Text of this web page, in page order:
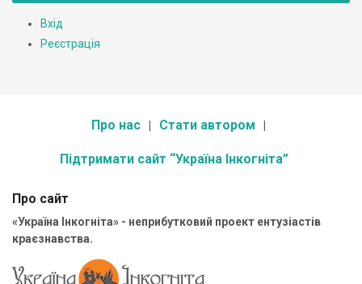
Вхід
Реєстрація
Про нас Стати автором
Підтримати сайт “Україна Інкогніта”
Про сайт
«Україна Інкогніта» - неприбутковий проект ентузіастів
краєзнавства.